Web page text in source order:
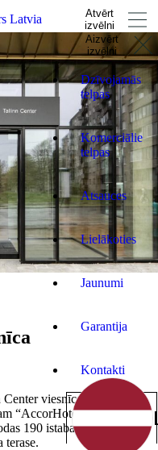
Latvia
Atvērt
izvēlni
Aizvērt
izvēlni
Dzīvojamās
telpas
Komerciālie
telpas
Atsauces
Lielākoties
Jaunumi
Garantija
Kontakti
viesnīcas ēka, kas
“AccorHotels” viesnīcu
190 istabas, divas
terase.